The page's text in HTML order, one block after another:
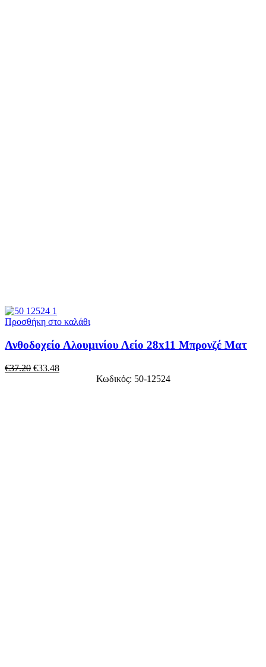
Προσθήκη στο καλάθι
Ανθοδοχείο Αλουμινίου Λείο 28x11 Μπρονζέ Ματ
€37.20 €33.48
Κωδικός: 50-12524